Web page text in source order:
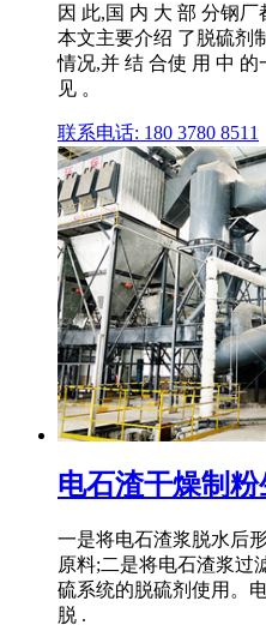
因 此,国 内 大 部 分钢厂
本文主要介绍 了脱硫剂
情况,并 结 合使 用 中
见 。
联系电话: 180 3780 8511
电石渣干燥制
一是将电石渣浆脱水后
原料;二是将电石渣浆过
硫系统的脱硫剂使用。
脱 .